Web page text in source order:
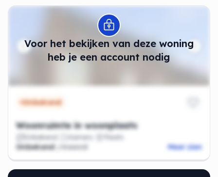
Voor het bekijken van deze woning
heb je een account nodig
Modal openen
Onbekend
Woonruimte in woonplaats
Onbekend Kamers
Plaats
Onbekend
/maand Meer zien